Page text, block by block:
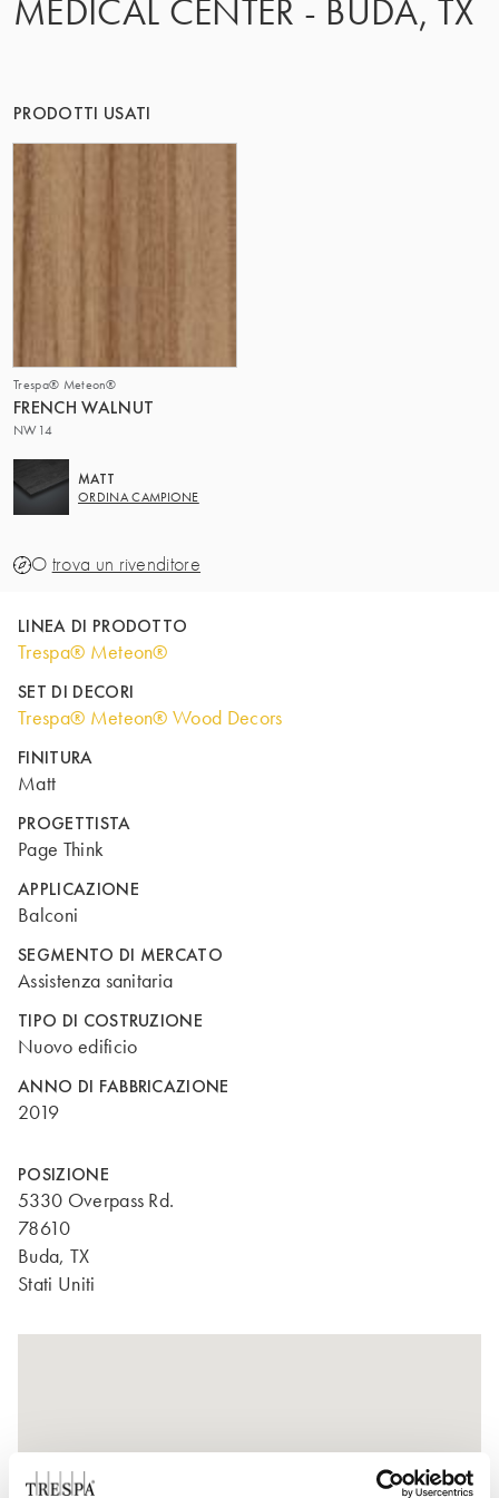
MEDICAL CENTER - BUDA, TX
PRODOTTI USATI
Trespa® Meteon®
FRENCH WALNUT
NW14
MATT
ORDINA CAMPIONE
O trova un rivenditore
LINEA DI PRODOTTO
Trespa® Meteon®
SET DI DECORI
Trespa® Meteon® Wood Decors
FINITURA
Matt
PROGETTISTA
Page Think
APPLICAZIONE
Balconi
SEGMENTO DI MERCATO
Assistenza sanitaria
TIPO DI COSTRUZIONE
Nuovo edificio
ANNO DI FABBRICAZIONE
2019
POSIZIONE
5330 Overpass Rd.
78610
Buda, TX
Stati Uniti